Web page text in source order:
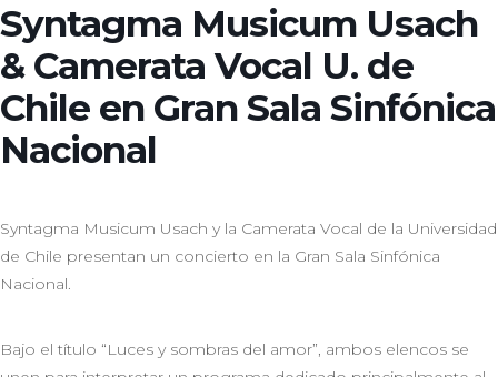
Syntagma Musicum Usach
& Camerata Vocal U. de
Chile en Gran Sala Sinfónica
Nacional
Syntagma Musicum Usach y la Camerata Vocal de la Universidad
de Chile presentan un concierto en la Gran Sala Sinfónica
Nacional.
Bajo el título “Luces y sombras del amor”, ambos elencos se